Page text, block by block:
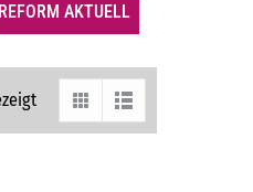
REFORM AKTUELL